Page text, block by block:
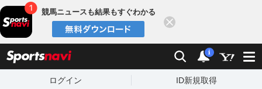
競馬ニュースも結果もすぐわかる
検索 通知
i
ログイン ID新規取得